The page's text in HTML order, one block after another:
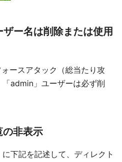
ー名は削除または使用
ースアタック（総当たり攻
admin」ユーザーは必ず削
非表示
下記を記述して、ディレクト